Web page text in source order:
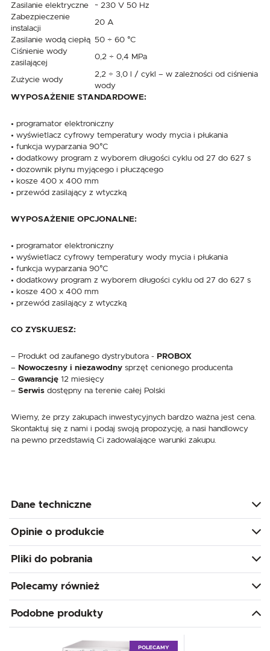
Zasilanie elektryczne
~ 230 V 50 Hz
Zabezpieczenie
instalacji
20 A
Zasilanie wodą ciepłą 50 ÷ 60 °C
Ciśnienie wody
zasilającej
0,2 ÷ 0,4 MPa
Zużycie wody
2,2 ÷ 3,0 l / cykl – w zależności od ciśnienia
wody
WYPOSAŻENIE STANDARDOWE:
• programator elektroniczny
• wyświetlacz cyfrowy temperatury wody mycia i płukania
• funkcja wyparzania 90°C
• dodatkowy program z wyborem długości cyklu od 27 do 627 s
• dozownik płynu myjącego i płuczącego
• kosze 400 x 400 mm
• przewód zasilający z wtyczką
WYPOSAŻENIE OPCJONALNE:
• programator elektroniczny
• wyświetlacz cyfrowy temperatury wody mycia i płukania
• funkcja wyparzania 90°C
• dodatkowy program z wyborem długości cyklu od 27 do 627 s
• kosze 400 x 400 mm
• przewód zasilający z wtyczką
CO ZYSKUJESZ:
– Produkt od zaufanego dystrybutora - PROBOX
– Nowoczesny i niezawodny sprzęt cenionego producenta
– Gwarancję 12 miesięcy
– Serwis dostępny na terenie całej Polski
Wiemy, że przy zakupach inwestycyjnych bardzo ważna jest cena.
Skontaktuj się z nami i podaj swoją propozycję, a nasi handlowcy
na pewno przedstawią Ci zadowalające warunki zakupu.
Dane techniczne
Opinie o produkcie
Pliki do pobrania
Polecamy również
Podobne produkty
POLECAMY